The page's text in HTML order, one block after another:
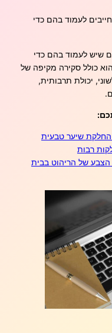
לעמוד בהם כדי
שיש לעמוד בהם כדי
כולל סקירה מקיפה של
יכולת תרבותית,
שיער טבעית
רבות
הצבע של הריהוט בבית